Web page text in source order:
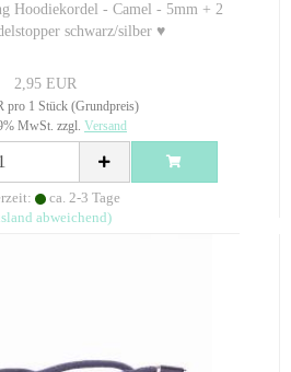
Hoodiekordel - Camel - 5mm + 2
schwarz/silber ♥
2,95 EUR
pro 1 Stück (Grundpreis)
MwSt. zzgl. Versand
ca. 2-3 Tage
abweichend)